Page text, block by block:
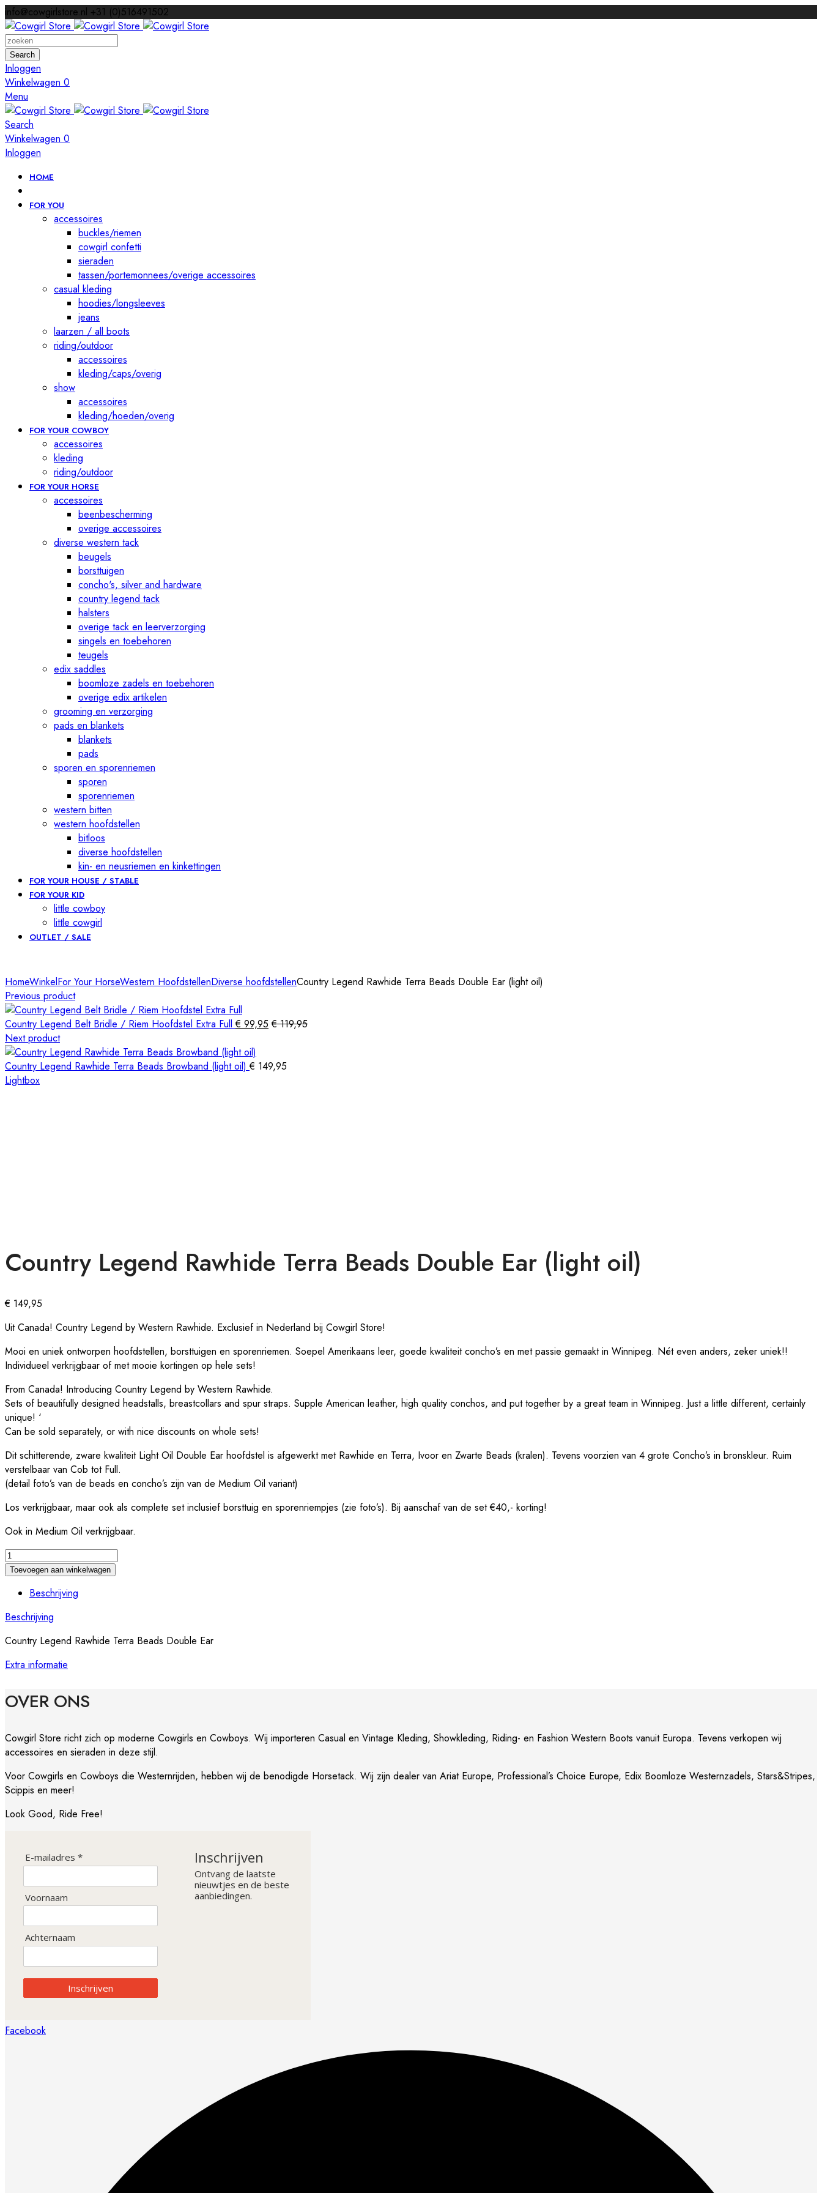
info@cowgirlstore.nl +31 (0)516491502
Search
Inloggen
Winkelwagen 0
Menu
Search
Winkelwagen 0
Inloggen
HOME
FOR YOU
accessoires
buckles/riemen
cowgirl confetti
sieraden
tassen/portemonnees/overige accessoires
casual kleding
hoodies/longsleeves
jeans
laarzen / all boots
riding/outdoor
accessoires
kleding/caps/overig
show
accessoires
kleding/hoeden/overig
FOR YOUR COWBOY
accessoires
kleding
riding/outdoor
FOR YOUR HORSE
accessoires
beenbescherming
overige accessoires
diverse western tack
beugels
borsttuigen
concho's, silver and hardware
country legend tack
halsters
overige tack en leerverzorging
singels en toebehoren
teugels
edix saddles
boomloze zadels en toebehoren
overige edix artikelen
grooming en verzorging
pads en blankets
blankets
pads
sporen en sporenriemen
sporen
sporenriemen
western bitten
western hoofdstellen
bitloos
diverse hoofdstellen
kin- en neusriemen en kinkettingen
FOR YOUR HOUSE / STABLE
FOR YOUR KID
little cowboy
little cowgirl
OUTLET / SALE
Categories
in
Menu
-
Version
2.1.0
|
Author:
Alukas
(alukas)
HomeWinkelFor Your HorseWestern HoofdstellenDiverse hoofdstellenCountry Legend Rawhide Terra Beads Double Ear (light oil)
Previous product
Country Legend Belt Bridle / Riem Hoofdstel Extra Full€ 99,95 €119,95
Next product
Country Legend Rawhide Terra Beads Browband (light oil)€ 149,95
Lightbox
Country Legend Rawhide Terra Beads Double Ear (light oil)
€ 149,95
Uit Canada! Country Legend by Western Rawhide. Exclusief in Nederland bij Cowgirl Store!
Mooi en uniek ontworpen hoofdstellen, borsttuigen en sporenriemen. Soepel Amerikaans leer, goede kwaliteit concho’s en met passie gemaakt in Winnipeg. Nét even anders, zeker uniek!!
Individueel verkrijgbaar of met mooie kortingen op hele sets!
From Canada! Introducing Country Legend by Western Rawhide.
Sets of beautifully designed headstalls, breastcollars and spur straps. Supple American leather, high quality conchos, and put together by a great team in Winnipeg. Just a little different, certainly
unique! ‘
Can be sold separately, or with nice discounts on whole sets!
Dit schitterende, zware kwaliteit Light Oil Double Ear hoofdstel is afgewerkt met Rawhide en Terra, Ivoor en Zwarte Beads (kralen). Tevens voorzien van 4 grote Concho’s in bronskleur. Ruim
verstelbaar van Cob tot Full.
(detail foto’s van de beads en concho’s zijn van de Medium Oil variant)
Los verkrijgbaar, maar ook als complete set inclusief borsttuig en sporenriempjes (zie foto’s). Bij aanschaf van de set €40,- korting!
Ook in Medium Oil verkrijgbaar.
Country
Legend
Terra
Beads
Double
Ear
oil)
Toevoegen aan winkelwagen
Beschrijving
Beschrijving
Country Legend Rawhide Terra Beads Double Ear
Extra informatie
OVER ONS
Cowgirl Store richt zich op moderne Cowgirls en Cowboys. Wij importeren Casual en Vintage Kleding, Showkleding, Riding- en Fashion Western Boots vanuit Europa. Tevens verkopen wij
accessoires en sieraden in deze stijl.
Voor Cowgirls en Cowboys die Westernrijden, hebben wij de benodigde Horsetack. Wij zijn dealer van Ariat Europe, Professional’s Choice Europe, Edix Boomloze Westernzadels, Stars&Stripes,
Scippis en meer!
Look Good, Ride Free!
E-mailadres *
Voornaam
Achternaam
Inschrijven
Inschrijven
Ontvang de laatste
nieuwtjes en de beste
aanbiedingen.
Facebook